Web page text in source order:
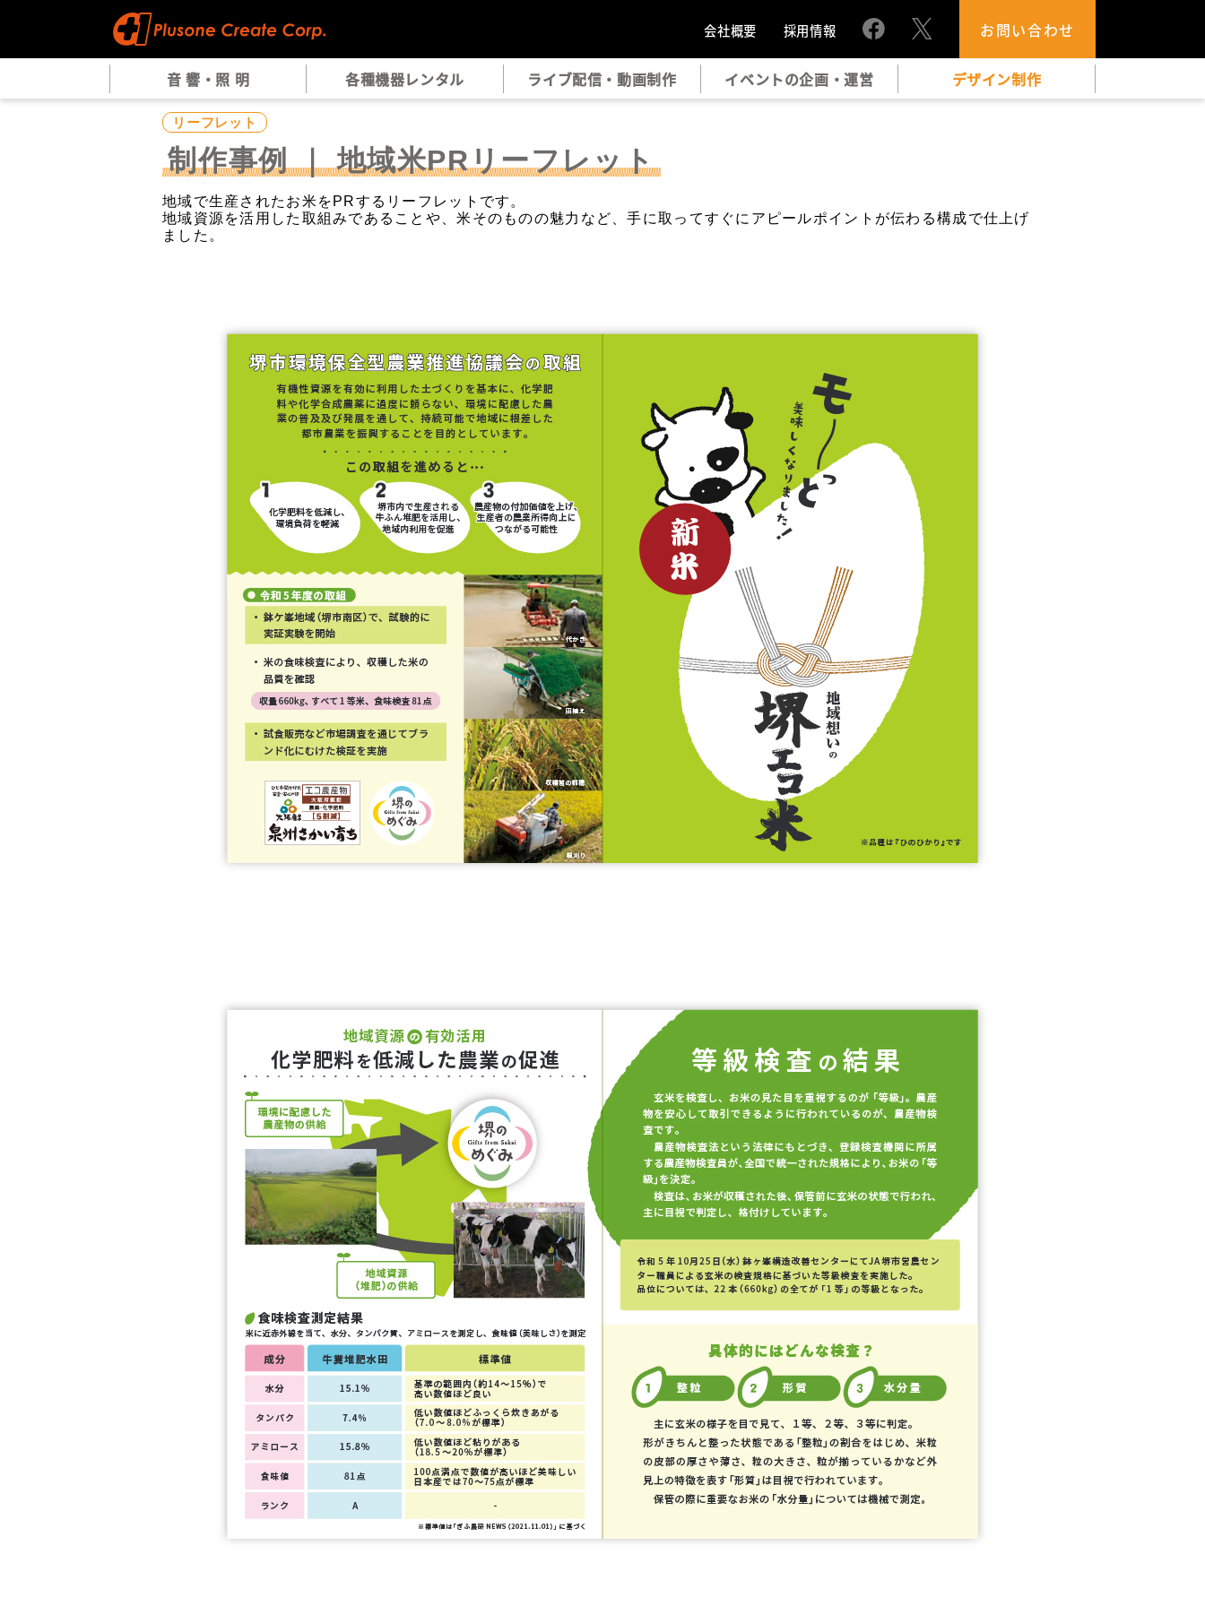
会社概要 採用情報 お問い合わせ
音 響・照 明 各種機器レンタル ライブ配信・動画制作 イベントの企画・運営 デザイン制作
リーフレット
制作事例 ｜ 地域米PRリーフレット
地域で生産されたお米をPRするリーフレットです。
地域資源を活用した取組みであることや、米そのものの魅力など、手に取ってすぐにアピールポイントが伝わる構成で仕上げ
ました。